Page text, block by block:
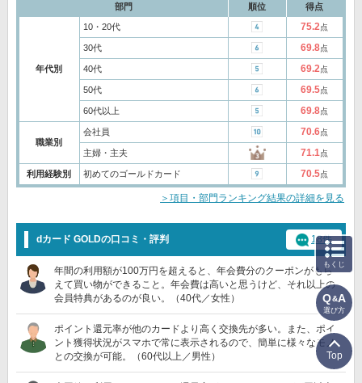
部門 順位 得点
年代別
10・20代 75.2点
30代 69.8点
40代 69.2点
50代 69.5点
60代以上 69.8点
職業別
会社員 70.6点
主婦・主夫 71.1点
利用経験別 初めてのゴールドカード 70.5点
＞項目・部門ランキング結果の詳細を見る
dカード GOLDの口コミ・評判 18件
年間の利用額が100万円を超えると、年会費分のクーポンがもら
えて買い物ができること。年会費は高いと思うけど、それ以上の
会員特典があるのが良い。（40代／女性）
ポイント還元率が他のカードより高く交換先が多い。また、ポイ
ント獲得状況がスマホで常に表示されるので、簡単に様々なモノ
との交換が可能。（60代以上／男性）
もくじ
Q&A
選び方
Top